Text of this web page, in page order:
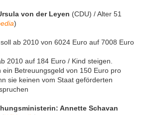
von der Leyen (CDU) / Alter 51
)
ab 2010 von 6024 Euro auf 7008 Euro
2010 auf 184 Euro / Kind steigen.
ein Betreuungsgeld von 150 Euro pro
sie keinen vom Staat geförderten
Annette Schavan